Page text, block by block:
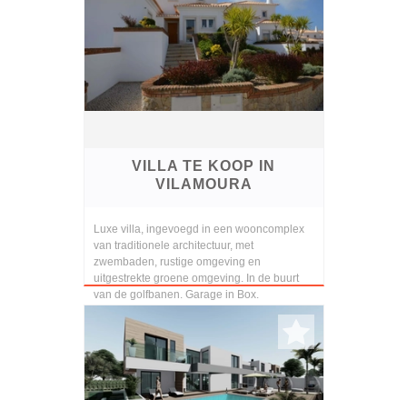
VILLA TE KOOP IN
VILAMOURA
Luxe villa, ingevoegd in een wooncomplex
van traditionele architectuur, met
zwembaden, rustige omgeving en
uitgestrekte groene omgeving. In de buurt
van de golfbanen. Garage in Box.